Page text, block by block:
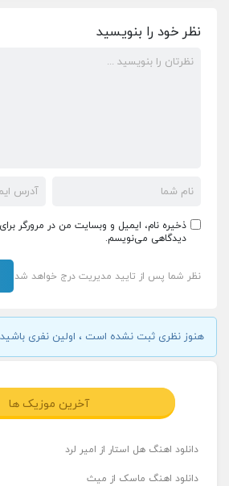
نظر خود را بنویسید
ذخیره نام، ایمیل و وبسایت من در مرورگر برای
دیدگاهی می‌نویسم.
نظر شما پس از تایید مدیریت درج خواهد شد
هنوز نظری ثبت نشده است ، اولین نفری
آخرین موزیک ها
دانلود اهنگ هل استار از امیر لرد
دانلود اهنگ ماسک از میث